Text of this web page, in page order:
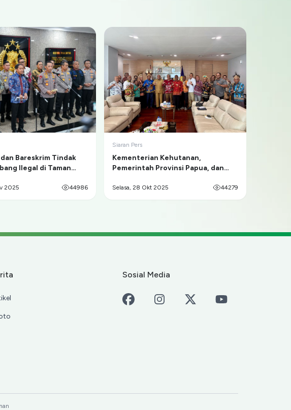
Bareskrim Tindak
Ilegal di Taman
2025 44986
Siaran Pers
Kementerian Kehutanan,
Pemerintah Provinsi Papua, dan
dan Berkolaborasi untuk
Pelestarian Cenderawasih serta
Selasa, 28 Okt 2025 44279
Sosial Media
FacebookInstagramX-TwitterYoutube